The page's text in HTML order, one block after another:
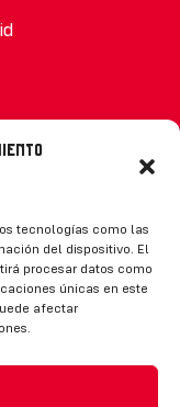
tecnologías como las
del dispositivo. El
procesar datos como
únicas en este
afectar